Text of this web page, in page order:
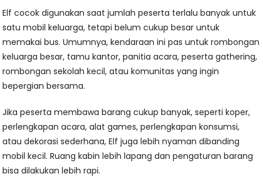
Elf cocok digunakan saat jumlah peserta terlalu banyak untuk
satu mobil keluarga, tetapi belum cukup besar untuk
memakai bus. Umumnya, kendaraan ini pas untuk rombongan
keluarga besar, tamu kantor, panitia acara, peserta gathering,
rombongan sekolah kecil, atau komunitas yang ingin
bepergian bersama.
Jika peserta membawa barang cukup banyak, seperti koper,
perlengkapan acara, alat games, perlengkapan konsumsi,
atau dekorasi sederhana, Elf juga lebih nyaman dibanding
mobil kecil. Ruang kabin lebih lapang dan pengaturan barang
bisa dilakukan lebih rapi.